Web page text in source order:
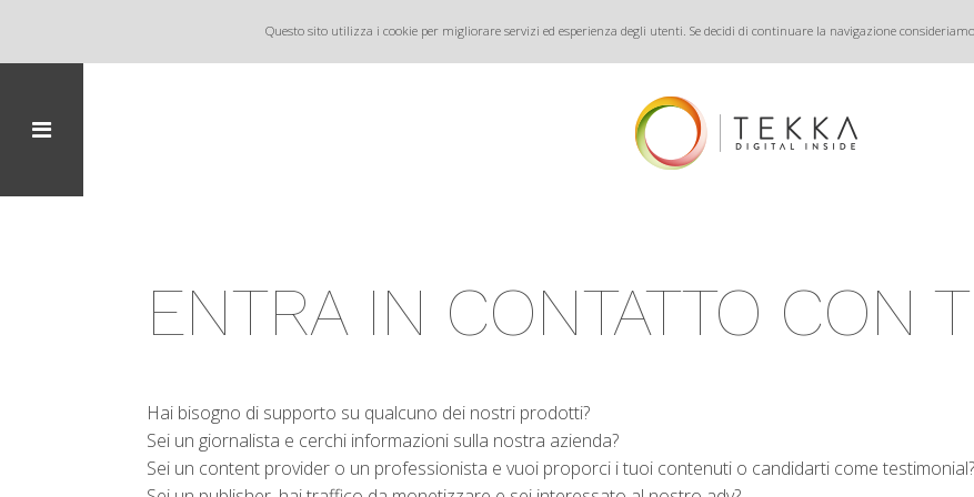
Questo sito utilizza i cookie per migliorare servizi ed esperienza degli utenti. Se decidi di continuare la navigazione
ENTRA IN CONTATTO CON
Hai bisogno di supporto su qualcuno dei nostri prodotti?
Sei un giornalista e cerchi informazioni sulla nostra azienda?
Sei un content provider o un professionista e vuoi proporci i tuoi contenuti o candidarti come testimonial?